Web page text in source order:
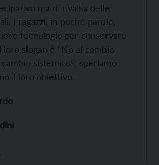
ma di rivalsa delle
I ragazzi, in poche parole,
tecnologie per conservare
loro slogan è “No al cambio
sistemico”: speriamo
il loro obiettivo.